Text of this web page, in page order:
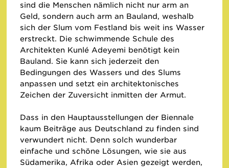
sind die Menschen nämlich nicht nur arm an
Geld, sondern auch arm an Bauland, weshalb
sich der Slum vom Festland bis weit ins Wasser
erstreckt. Die schwimmende Schule des
Architekten Kunlé Adeyemi benötigt kein
Bauland. Sie kann sich jederzeit den
Bedingungen des Wassers und des Slums
anpassen und setzt ein architektonisches
Zeichen der Zuversicht inmitten der Armut.
Dass in den Hauptausstellungen der Biennale
kaum Beiträge aus Deutschland zu finden sind
verwundert nicht. Denn solch wunderbar
einfache und schöne Lösungen, wie sie aus
Südamerika, Afrika oder Asien gezeigt werden,